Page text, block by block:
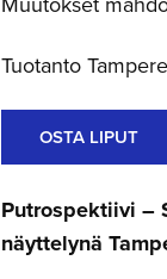
Tuotanto
OSTA LIPUT
Putrospektiivi –
näyttelynä